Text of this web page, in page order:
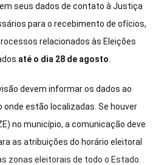
seus dados de contato à Justiça
para o recebimento de ofícios,
relacionados às Eleições
até o dia 28 de agosto
devem informar os dados ao
estão localizadas. Se houver
no município, a comunicação deve
as atribuições do horário eleitoral
zonas eleitorais de todo o Estado